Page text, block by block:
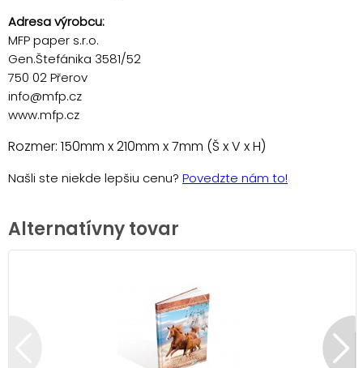
Adresa výrobcu:
MFP paper s.r.o.
Gen.Štefánika 3581/52
750 02 Přerov
info@mfp.cz
www.mfp.cz
Rozmer: 150mm x 210mm x 7mm (Š x V x H)
Našli ste niekde lepšiu cenu? Povedzte nám to!
Alternatívny tovar